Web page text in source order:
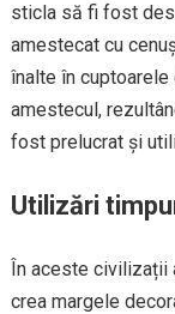
sticla să fi fost
amestecat cu
înalte în
amestecul,
fost prelucrat și
Utilizări
În aceste civilizații
crea margele